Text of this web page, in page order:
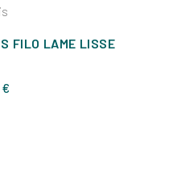
FILO LAME LISSE
€